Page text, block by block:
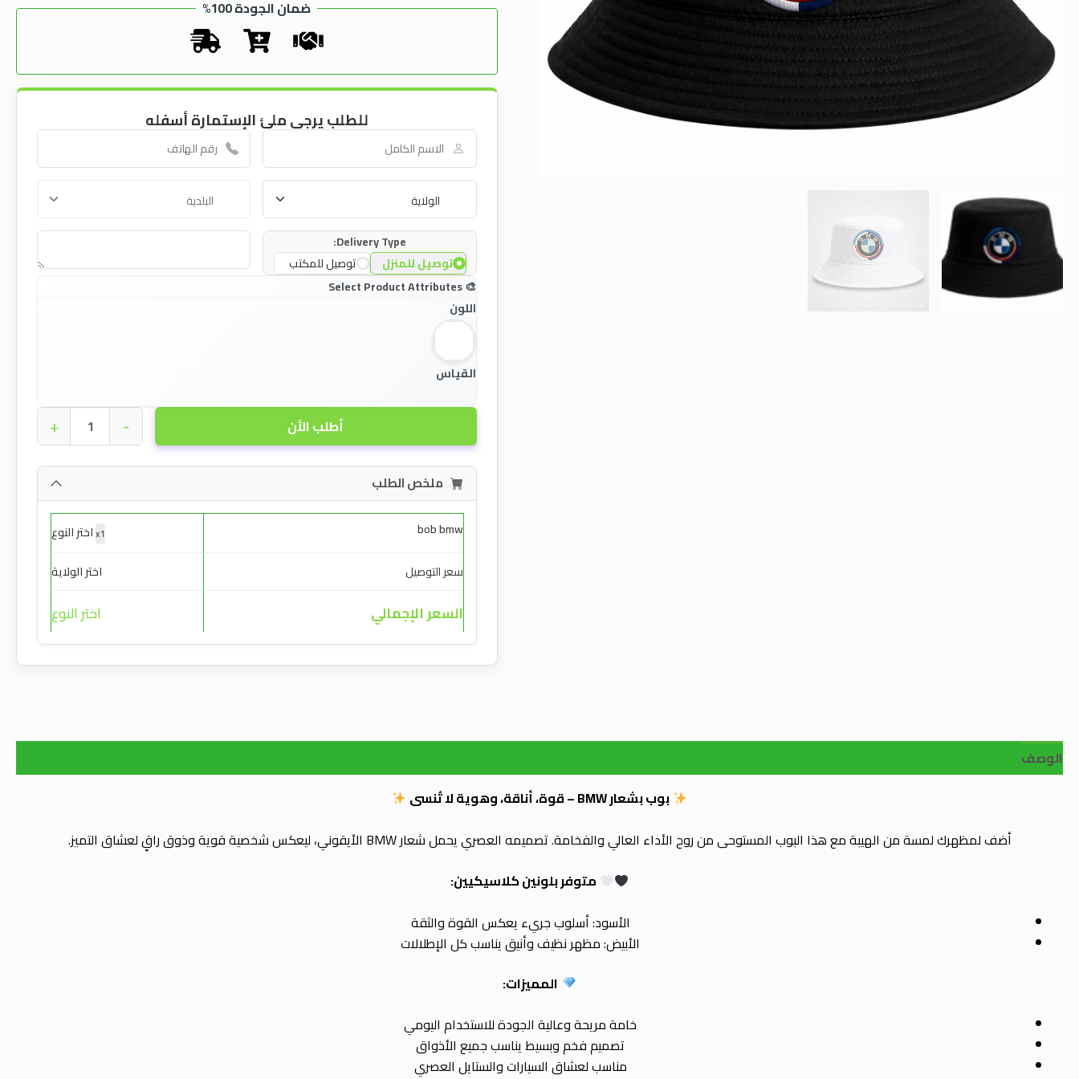
ضمان الجودة 100%
للطلب يرجى ملئ الإستمارة أسفله
Delivery Type:
توصيل للمنزل
توصيل للمكتب
اللون
القياس
أطلب الأن -
+
ملخص الطلب
bob bmw
x1 اختر النوع
سعر التوصيل
اختر الولاية
السعر الإجمالي اختر النوع
الوصف
بوب بشعار BMW – قوة، أناقة، وهوية لا تُنسى
أضف لمظهرك لمسة من الهيبة مع هذا البوب المستوحى من روح الأداء العالي والفخامة. تصميمه العصري يحمل شعارBMW الأيقوني، ليعكس شخصية قوية وذوق راقٍ لعشاق التميز.
متوفر بلونين كلاسيكيين:
الأسود: أسلوب جريء يعكس القوة والثقة
الأبيض: مظهر نظيف وأنيق يناسب كل الإطلالات
المميزات:
خامة مريحة وعالية الجودة للاستخدام اليومي
تصميم فخم وبسيط يناسب جميع الأذواق
مناسب لعشاق السيارات والستايل العصري